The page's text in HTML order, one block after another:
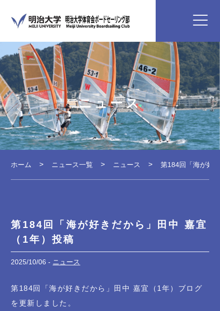
ニュース
ホーム ニュース一覧 ニュース 第184回「海が好
第184回「海が好きだから」田中 嘉宜
（1年）投稿
2025/10/06 - ニュース
第184回「海が好きだから」田中 嘉宜（1年）ブログ
を更新しました。